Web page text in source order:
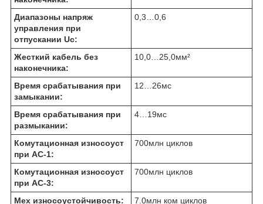
Диапазоны напряж
управления при
отпускании Uc:
0,3…0,6
Жесткий кабель без
наконечника:
10,0…25,0мм²
Время срабатывания при
замыкании:
12…26мс
Время срабатывания при
размыкании:
4…19мс
Комутационная износоуст
при АС-1:
700млн циклов
Комутационная износоуст
при АС-3:
700млн циклов
Мех износоустойчивость: 7.0млн ком циклов